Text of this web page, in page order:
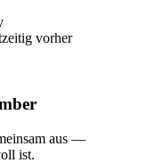
vorher
aus —
ist.